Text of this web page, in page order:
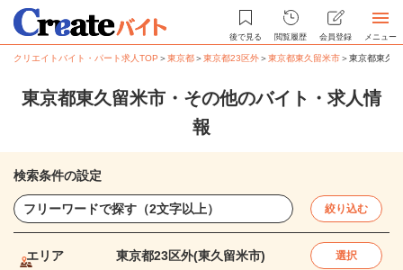
後で見る 閲覧履歴 会員登録 メニュー
クリエイトバイト・パート求人TOP ＞東京都＞東京都23区外＞東京都東久留米市＞東京都東久
東京都東久留米市・その他のバイト・求人情
報
検索条件の設定
絞り込む
エリア 東京都23区外(東久留米市) 選択